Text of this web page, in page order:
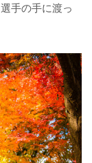
手の手に渡っ